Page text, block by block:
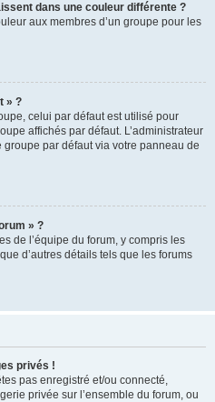
dans une couleur différente ?
aux membres d’un groupe pour les
» ?
celui par défaut est utilisé pour
affichés par défaut. L’administrateur
par défaut via votre panneau de
» ?
de l’équipe du forum, y compris les
d’autres détails tels que les forums
privés !
pas enregistré et/ou connecté,
privée sur l’ensemble du forum, ou